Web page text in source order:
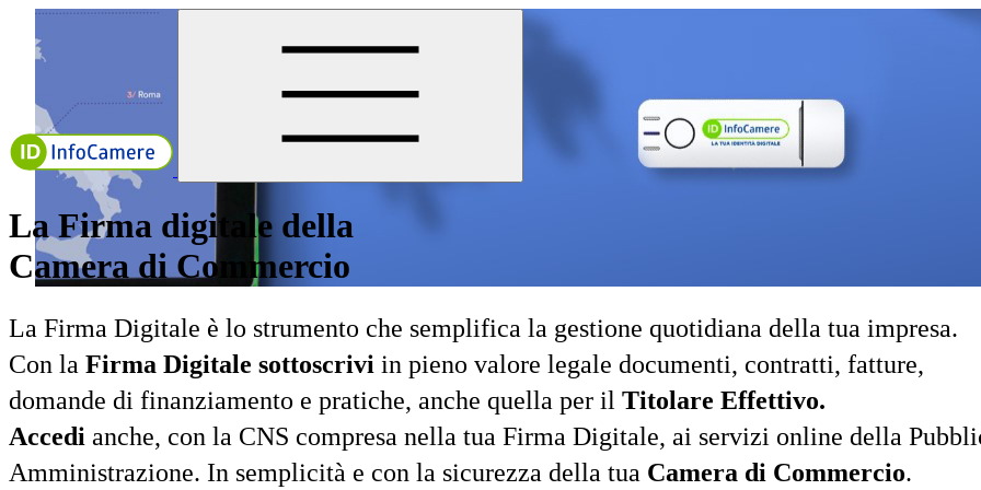
La Firma digitale della
Camera di Commercio
La Firma Digitale è lo strumento che semplifica la gestione quotidiana della tua impresa.
Con la Firma Digitale sottoscrivi in pieno valore legale documenti, contratti, fatture,
domande di finanziamento e pratiche, anche quella per il Titolare Effettivo.
Accedi anche, con la CNS compresa nella tua Firma Digitale, ai servizi online della
Amministrazione. In semplicità e con la sicurezza della tua Camera di Commercio.